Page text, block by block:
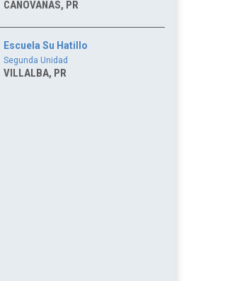
CANOVANAS, PR
Escuela Su Hatillo
Segunda Unidad
VILLALBA, PR